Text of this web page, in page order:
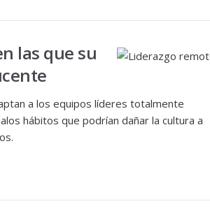
las que su
a los equipos líderes totalmente
hábitos que podrían dañar la cultura a